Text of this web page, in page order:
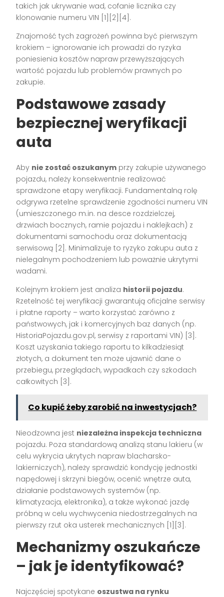
takich jak ukrywanie wad, cofanie licznika czy
klonowanie numeru VIN [1][2][4] .
Znajomość tych zagrożeń powinna być pierwszym
krokiem – ignorowanie ich prowadzi do ryzyka
poniesienia kosztów napraw przewyższających
wartość pojazdu lub problemów prawnych po
zakupie.
Podstawowe zasady
bezpiecznej weryfikacji
auta
Aby nie zostać oszukanym przy zakupie używanego
pojazdu, należy konsekwentnie realizować
sprawdzone etapy weryfikacji. Fundamentalną rolę
odgrywa rzetelne sprawdzenie zgodności numeru VIN
(umieszczonego m.in. na desce rozdzielczej,
drzwiach bocznych, ramie pojazdu i naklejkach) z
dokumentami samochodu oraz dokumentacją
serwisową [2] . Minimalizuje to ryzyko zakupu auta z
nielegalnym pochodzeniem lub poważnie ukrytymi
wadami.
Kolejnym krokiem jest analiza historii pojazdu.
Rzetelność tej weryfikacji gwarantują oficjalne serwisy
i płatne raporty – warto korzystać zarówno z
państwowych, jak i komercyjnych baz danych (np.
HistoriaPojazdu.gov.pl, serwisy z raportami VIN) [3] .
Koszt uzyskania takiego raportu to kilkadziesiąt
złotych, a dokument ten może ujawnić dane o
przebiegu, przeglądach, wypadkach czy szkodach
całkowitych [3] .
Co kupić żeby zarobić na inwestycjach?
Nieodzowna jest niezależna inspekcja techniczna
pojazdu. Poza standardową analizą stanu lakieru (w
celu wykrycia ukrytych napraw blacharsko-
lakierniczych), należy sprawdzić kondycję jednostki
napędowej i skrzyni biegów, ocenić wnętrze auta,
działanie podstawowych systemów (np.
klimatyzacja, elektronika), a także wykonać jazdę
próbną w celu wychwycenia niedostrzegalnych na
pierwszy rzut oka usterek mechanicznych [1][3] .
Mechanizmy oszukańcze
– jak je identyfikować?
Najczęściej spotykane oszustwa na rynku